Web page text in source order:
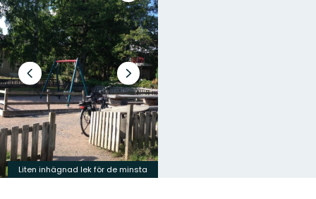
volledig
scherm
Vorige
slide
Volgende
slide
Liten inhägnad lek för de minsta